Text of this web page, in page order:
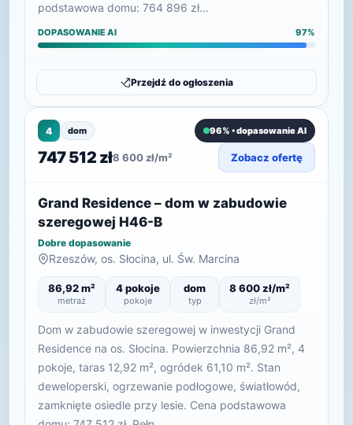
podstawowa domu: 764 896 zł…
DOPASOWANIE AI 97%
Przejdź do ogłoszenia
4 dom 96% • dopasowanie AI
747 512 zł8 600 zł/m² Zobacz ofertę
Grand Residence – dom w zabudowie
szeregowej H46-B
Dobre dopasowanie
Rzeszów, os. Słocina, ul. Św. Marcina
86,92 m²
metraż
4 pokoje
pokoje
dom
typ
8 600 zł/m²
zł/m²
Dom w zabudowie szeregowej w inwestycji Grand
Residence na os. Słocina. Powierzchnia 86,92 m², 4
pokoje, taras 12,92 m², ogródek 61,10 m². Stan
deweloperski, ogrzewanie podłogowe, światłowód,
zamknięte osiedle przy lesie. Cena podstawowa